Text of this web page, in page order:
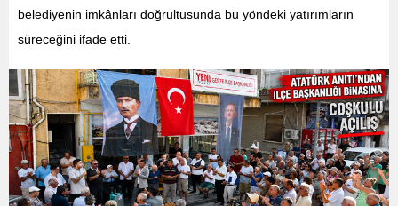
belediyenin imkânları doğrultusunda bu yöndeki yatırımların
süreceğini ifade etti.